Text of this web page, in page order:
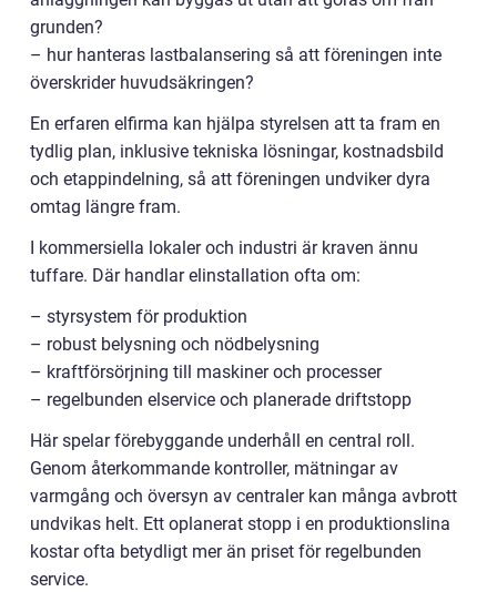
grunden?
– hur hanteras lastbalansering så att föreningen inte
överskrider huvudsäkringen?
En erfaren elfirma kan hjälpa styrelsen att ta fram en
tydlig plan, inklusive tekniska lösningar, kostnadsbild
och etappindelning, så att föreningen undviker dyra
omtag längre fram.
I kommersiella lokaler och industri är kraven ännu
tuffare. Där handlar elinstallation ofta om:
– styrsystem för produktion
– robust belysning och nödbelysning
– kraftförsörjning till maskiner och processer
– regelbunden elservice och planerade driftstopp
Här spelar förebyggande underhåll en central roll.
Genom återkommande kontroller, mätningar av
varmgång och översyn av centraler kan många avbrott
undvikas helt. Ett oplanerat stopp i en produktionslina
kostar ofta betydligt mer än priset för regelbunden
service.